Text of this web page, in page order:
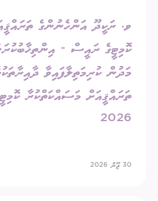
ވ. ރަކީދޫ އަންހެނުންގެ
ކޮމިޓީގެ ރައީސް -
މަދުން ކުރިމަތިލާފައިވާ
ތަރައްޤީއަށް މަސައްކަތްކުރާ
2026
30 ޖޫން 2026